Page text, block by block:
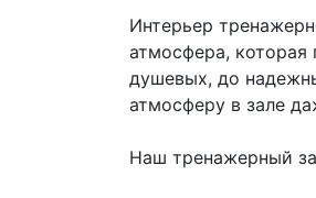
Интерьер
атмосфера,
душевых, до
атмосферу в зале
Наш тренажерный